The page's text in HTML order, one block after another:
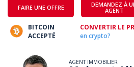
FAIRE UNE OFFRE
DEMANDEZ À
AGENT
BITCOIN
ACCEPTÉ
CONVERTIR LE
en crypto?
AGENT IMMOBILIER